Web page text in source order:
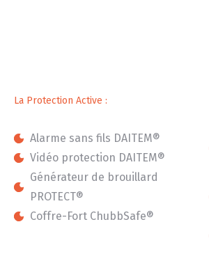
La Protection Active :
Alarme sans fils DAITEM®
Vidéo protection DAITEM®
Générateur de brouillard
PROTECT®
Coffre-Fort ChubbSafe®